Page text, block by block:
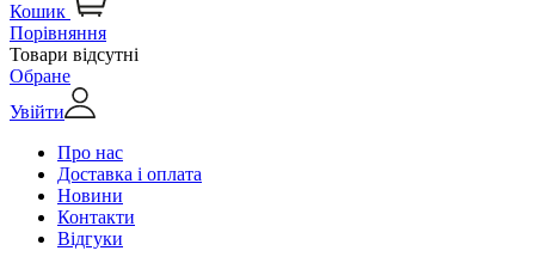
Кошик
Порівняння
Товари відсутні
Обране
Увійти
Про нас
Доставка і оплата
Новини
Контакти
Відгуки